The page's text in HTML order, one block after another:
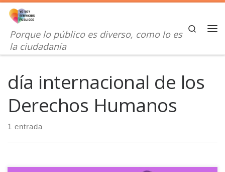
Saltar al contenido
Porque lo público es diverso, como lo es
la ciudadanía
Search
día internacional de los
Derechos Humanos
1 entrada